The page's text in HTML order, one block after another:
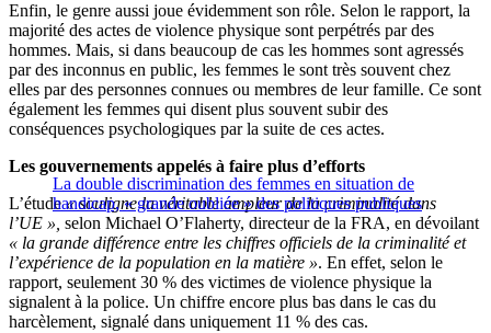
Enfin, le genre aussi joue évidemment son rôle. Selon le rapport, la
majorité des actes de violence physique sont perpétrés par des
hommes. Mais, si dans beaucoup de cas les hommes sont agressés
par des inconnus en public, les femmes le sont très souvent chez
elles par des personnes connues ou membres de leur famille. Ce sont
également les femmes qui disent plus souvent subir des
conséquences psychologiques par la suite de ces actes.
La double discrimination des femmes en situation de
handicap, « grande oubliée » des politiques publiques
Les gouvernements appelés à faire plus d’efforts
L’étude« souligne la véritable ampleur de la criminalité dans
l’UE », selon Michael O’Flaherty, directeur de la FRA, en dévoilant
« la grande différence entre les chiffres officiels de la criminalité et
l’expérience de la population en la matière ». En effet, selon le
rapport, seulement 30 % des victimes de violence physique la
signalent à la police. Un chiffre encore plus bas dans le cas du
harcèlement, signalé dans uniquement 11 % des cas.